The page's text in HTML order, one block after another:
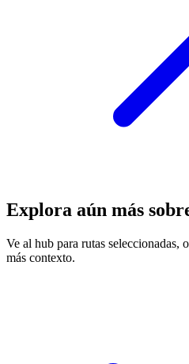
Explora aún más
Ve al hub para rutas seleccionadas,
más contexto.